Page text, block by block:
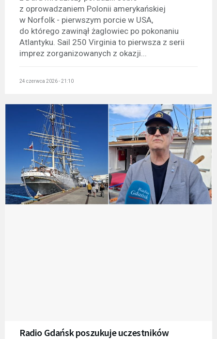
z oprowadzaniem Polonii amerykańskiej
w Norfolk - pierwszym porcie w USA,
do którego zawinął żaglowiec po pokonaniu
Atlantyku. Sail 250 Virginia to pierwsza z serii
imprez zorganizowanych z okazji...
24 czerwca 2026 - 21:10
Radio Gdańsk poszukuje uczestników